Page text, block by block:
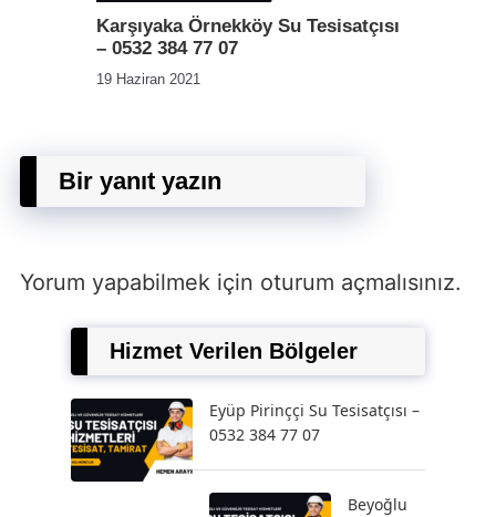
Karşıyaka Örnekköy Su Tesisatçısı
– 0532 384 77 07
19 Haziran 2021
Bir yanıt yazın
Yorum yapabilmek için oturum açmalısınız.
Hizmet Verilen Bölgeler
Eyüp Pirinççi Su Tesisatçısı –
0532 384 77 07
Beyoğlu